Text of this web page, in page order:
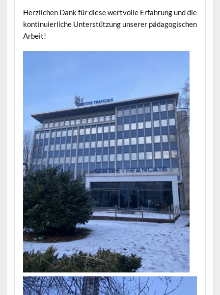
Herzlichen Dank für diese wertvolle Erfahrung und die
kontinuierliche Unterstützung unserer pädagogischen
Arbeit!